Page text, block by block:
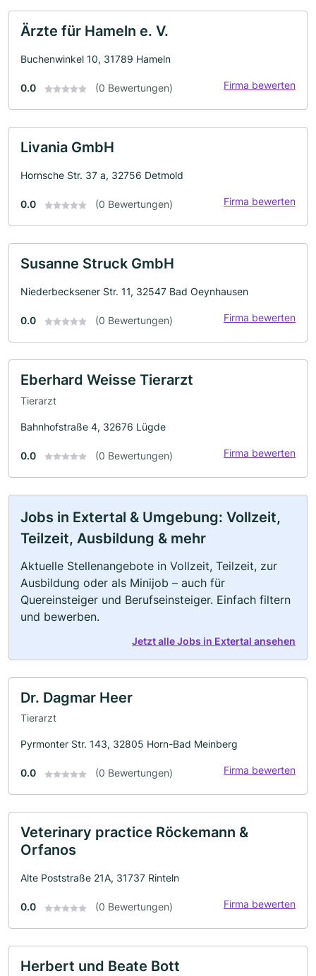
Ärzte für Hameln e. V.
Buchenwinkel 10, 31789 Hameln
0.0 (0 Bewertungen) Firma bewerten
Livania GmbH
Hornsche Str. 37 a, 32756 Detmold
0.0 (0 Bewertungen) Firma bewerten
Susanne Struck GmbH
Niederbecksener Str. 11, 32547 Bad Oeynhausen
0.0 (0 Bewertungen) Firma bewerten
Eberhard Weisse Tierarzt
Tierarzt
Bahnhofstraße 4, 32676 Lügde
0.0 (0 Bewertungen) Firma bewerten
Jobs in Extertal & Umgebung: Vollzeit,
Teilzeit, Ausbildung & mehr
Aktuelle Stellenangebote in Vollzeit, Teilzeit, zur
Ausbildung oder als Minijob – auch für
Quereinsteiger und Berufseinsteiger. Einfach filtern
und bewerben.
Jetzt alle Jobs in Extertal ansehen
Dr. Dagmar Heer
Tierarzt
Pyrmonter Str. 143, 32805 Horn-Bad Meinberg
0.0 (0 Bewertungen) Firma bewerten
Veterinary practice Röckemann &
Orfanos
Alte Poststraße 21A, 31737 Rinteln
0.0 (0 Bewertungen) Firma bewerten
Herbert und Beate Bott